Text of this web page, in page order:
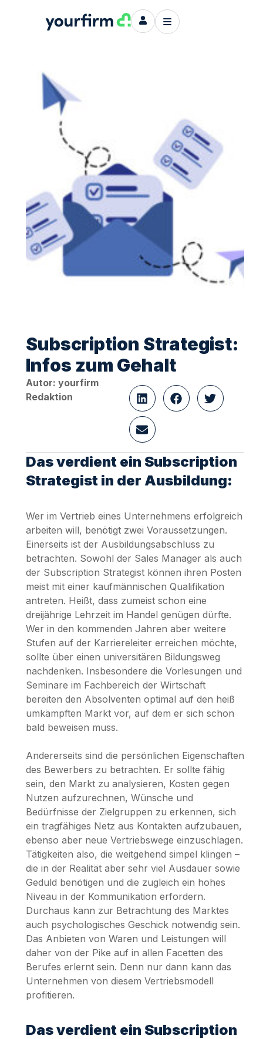
Subscription Strategist:
Infos zum Gehalt
Autor: yourfirm
Redaktion
Das verdient ein Subscription
Strategist in der Ausbildung:
Wer im Vertrieb eines Unternehmens erfolgreich
arbeiten will, benötigt zwei Voraussetzungen.
Einerseits ist der Ausbildungsabschluss zu
betrachten. Sowohl der Sales Manager als auch
der Subscription Strategist können ihren Posten
meist mit einer kaufmännischen Qualifikation
antreten. Heißt, dass zumeist schon eine
dreijährige Lehrzeit im Handel genügen dürfte.
Wer in den kommenden Jahren aber weitere
Stufen auf der Karriereleiter erreichen möchte,
sollte über einen universitären Bildungsweg
nachdenken. Insbesondere die Vorlesungen und
Seminare im Fachbereich der Wirtschaft
bereiten den Absolventen optimal auf den heiß
umkämpften Markt vor, auf dem er sich schon
bald beweisen muss.
Andererseits sind die persönlichen Eigenschaften
des Bewerbers zu betrachten. Er sollte fähig
sein, den Markt zu analysieren, Kosten gegen
Nutzen aufzurechnen, Wünsche und
Bedürfnisse der Zielgruppen zu erkennen, sich
ein tragfähiges Netz aus Kontakten aufzubauen,
ebenso aber neue Vertriebswege einzuschlagen.
Tätigkeiten also, die weitgehend simpel klingen –
die in der Realität aber sehr viel Ausdauer sowie
Geduld benötigen und die zugleich ein hohes
Niveau in der Kommunikation erfordern.
Durchaus kann zur Betrachtung des Marktes
auch psychologisches Geschick notwendig sein.
Das Anbieten von Waren und Leistungen will
daher von der Pike auf in allen Facetten des
Berufes erlernt sein. Denn nur dann kann das
Unternehmen von diesem Vertriebsmodell
profitieren.
Das verdient ein Subscription